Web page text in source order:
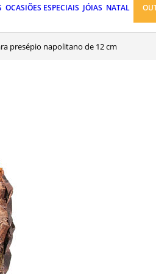
OCASIÕES ESPECIAIS JÓIAS NATAL
presépio napolitano de 12 cm